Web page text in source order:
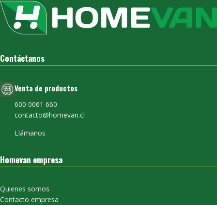
Contáctanos
Venta de productos
600 0061 660
contacto@homevan.cl
Llámanos
Homevan empresa
Quienes somos
Contacto empresa